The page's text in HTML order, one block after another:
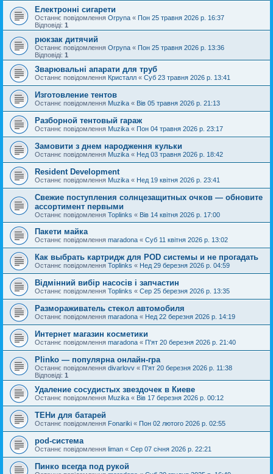
Електронні сигарети
Останнє повідомлення Orpyna « Пон 25 травня 2026 р. 16:37
Відповіді: 1
рюкзак дитячий
Останнє повідомлення Orpyna « Пон 25 травня 2026 р. 13:36
Відповіді: 1
Зварювальні апарати для труб
Останнє повідомлення Кристалл « Суб 23 травня 2026 р. 13:41
Изготовление тентов
Останнє повідомлення Muzika « Вів 05 травня 2026 р. 21:13
Разборной тентовый гараж
Останнє повідомлення Muzika « Пон 04 травня 2026 р. 23:17
Замовити з днем народження кульки
Останнє повідомлення Muzika « Нед 03 травня 2026 р. 18:42
Resident Development
Останнє повідомлення Muzika « Нед 19 квітня 2026 р. 23:41
Свежие поступления солнцезащитных очков — обновите
ассортимент первыми
Останнє повідомлення Toplinks « Вів 14 квітня 2026 р. 17:00
Пакети майка
Останнє повідомлення maradona « Суб 11 квітня 2026 р. 13:02
Как выбрать картридж для POD системы и не прогадать
Останнє повідомлення Toplinks « Нед 29 березня 2026 р. 04:59
Відмінний вибір насосів і запчастин
Останнє повідомлення Toplinks « Сер 25 березня 2026 р. 13:35
Размораживатель стекол автомобиля
Останнє повідомлення maradona « Нед 22 березня 2026 р. 14:19
Интернет магазин косметики
Останнє повідомлення maradona « П'ят 20 березня 2026 р. 21:40
Plinko — популярна онлайн-гра
Останнє повідомлення divarlovv « П'ят 20 березня 2026 р. 11:38
Відповіді: 1
Удаление сосудистых звездочек в Киеве
Останнє повідомлення Muzika « Вів 17 березня 2026 р. 00:12
ТЕНи для батарей
Останнє повідомлення Fonariki « Пон 02 лютого 2026 р. 02:55
pod-система
Останнє повідомлення liman « Сер 07 січня 2026 р. 22:21
Пинко всегда под рукой